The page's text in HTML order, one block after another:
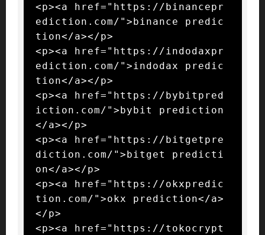
<p><a href="https://binancepr
ediction.com/">binance predic
tion</a></p>
<p><a href="https://indodaxpr
ediction.com/">indodax predic
tion</a></p>
<p><a href="https://bybitpred
iction.com/">bybit prediction
</a></p>
<p><a href="https://bitgetpre
diction.com/">bitget predicti
on</a></p>
<p><a href="https://okxpredic
tion.com/">okx prediction</a>
</p>
<p><a href="https://tokocrypt